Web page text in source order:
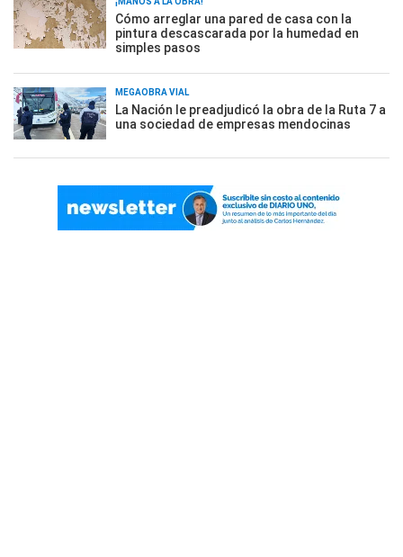
Cómo arreglar una pared de casa con la
pintura descascarada por la humedad en
simples pasos
MEGAOBRA VIAL
La Nación le preadjudicó la obra de la Ruta 7 a
una sociedad de empresas mendocinas